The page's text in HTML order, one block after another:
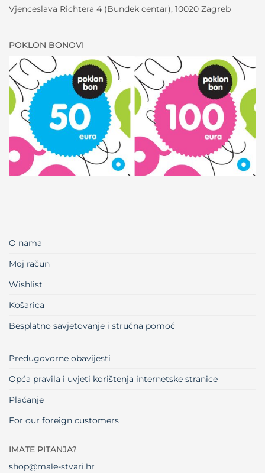
Vjenceslava Richtera 4 (Bundek centar), 10020 Zagreb
POKLON BONOVI
O nama
Moj račun
Wishlist
Košarica
Besplatno savjetovanje i stručna pomoć
Predugovorne obavijesti
Opća pravila i uvjeti korištenja internetske stranice
Plaćanje
For our foreign customers
IMATE PITANJA?
shop@male-stvari.hr